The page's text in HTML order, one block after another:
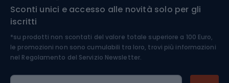
Medicina dello sport
Abbigliamento ciclistico
Sconti unici e accesso alle novità solo per gli
iscritti
*su prodotti non scontati del valore totale superiore a 100 Euro,
le promozioni non sono cumulabili tra loro, trovi più informazioni
nel Regolamento del Servizio Newsletter.